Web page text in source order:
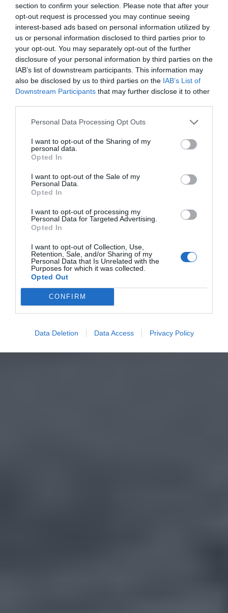
section to confirm your selection. Please note that after your
opt-out request is processed you may continue seeing
interest-based ads based on personal information utilized by
us or personal information disclosed to third parties prior to
your opt-out. You may separately opt-out of the further
disclosure of your personal information by third parties on the
IAB’s list of downstream participants. This information may
also be disclosed by us to third parties on the IAB’s List of
Downstream Participants that may further disclose it to other
Personal Data Processing Opt Outs
I want to opt-out of the Sharing of my
personal data.
Opted In
I want to opt-out of the Sale of my
Personal Data.
Opted In
I want to opt-out of processing my
Personal Data for Targeted Advertising.
Opted In
I want to opt-out of Collection, Use,
Retention, Sale, and/or Sharing of my
Personal Data that Is Unrelated with the
Purposes for which it was collected.
Opted Out
CONFIRM
Data Deletion Data Access Privacy Policy